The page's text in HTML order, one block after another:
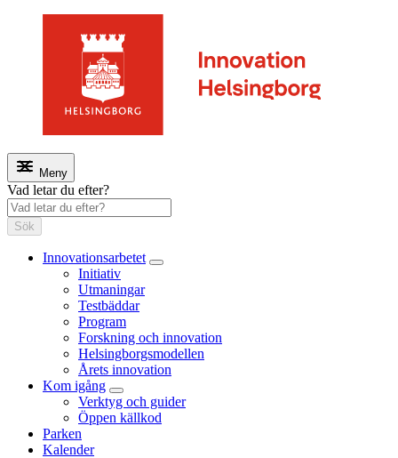
Meny
Vad letar du efter?
Sök
Innovationsarbetet
Initiativ
Utmaningar
Testbäddar
Program
Forskning och innovation
Helsingborgsmodellen
Årets innovation
Kom igång
Verktyg och guider
Öppen källkod
Parken
Kalender